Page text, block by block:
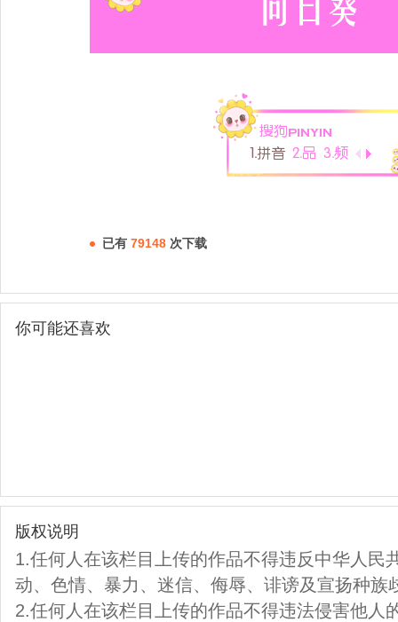
已有 79148 次下载
你可能还喜欢
版权说明
1.任何人在该栏目上传的作品不得违反中华人民
动、色情、暴力、迷信、侮辱、诽谤及宣扬种族
2.任何人在该栏目上传的作品不得违法侵害他人